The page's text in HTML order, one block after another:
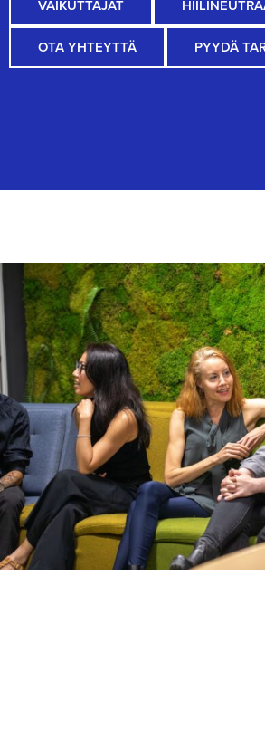
VAIKUTTAJAT
OTA YHTEYTTÄ PYYDÄ